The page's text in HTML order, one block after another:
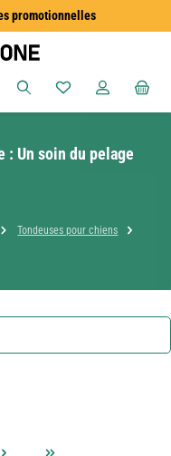
promotionnelles
Vous avez 0
Un soin du pelage
Tondeuses pour chiens